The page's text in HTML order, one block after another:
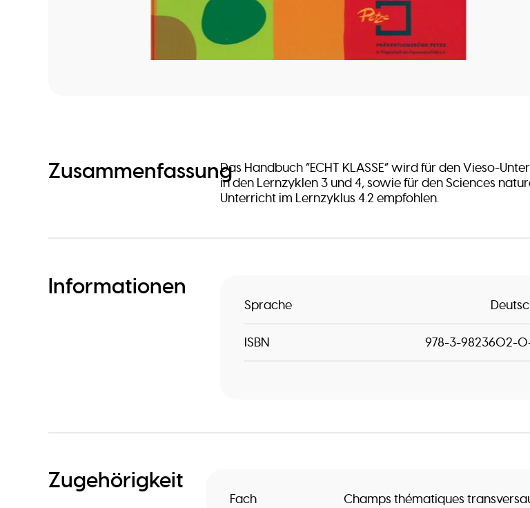
ZusammenfassungDas Handbuch “ECHT KLASSE” wird für den Vieso-
in den Lernzyklen 3 und 4, sowie für den Sciences
Unterricht im Lernzyklus 4.2 empfohlen.
Informationen
Sprache
ISBN 978-3-9823602-
Zugehörigkeit
Fach Champs thématiques